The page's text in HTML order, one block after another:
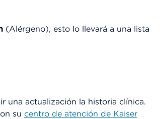
e
o
(Alérgeno), esto lo llevará a una lista
una actualización la historia clínica.
su centro de atención de Kaiser